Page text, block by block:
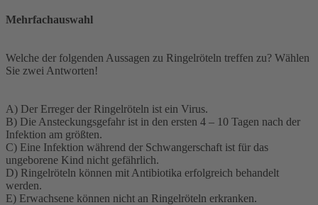
Mehrfachauswahl
Welche der folgenden Aussagen zu Ringelröteln treffen zu? Wählen
Sie zwei Antworten!
A) Der Erreger der Ringelröteln ist ein Virus.
B) Die Ansteckungsgefahr ist in den ersten 4 – 10 Tagen nach der
Infektion am größten.
C) Eine Infektion während der Schwangerschaft ist für das
ungeborene Kind nicht gefährlich.
D) Ringelröteln können mit Antibiotika erfolgreich behandelt
werden.
E) Erwachsene können nicht an Ringelröteln erkranken.